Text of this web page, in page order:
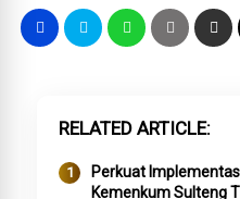
RELATED ARTICLE
Perkuat
Kemenkum Sulteng